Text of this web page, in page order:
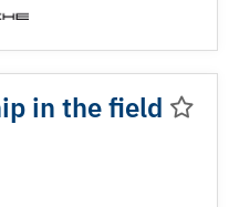
in the field